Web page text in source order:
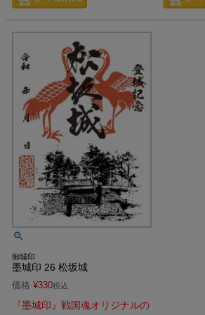
御城印
墨城印 26 松坂城
価格 ¥330税込
『墨城印』戦国魂オリジナルの